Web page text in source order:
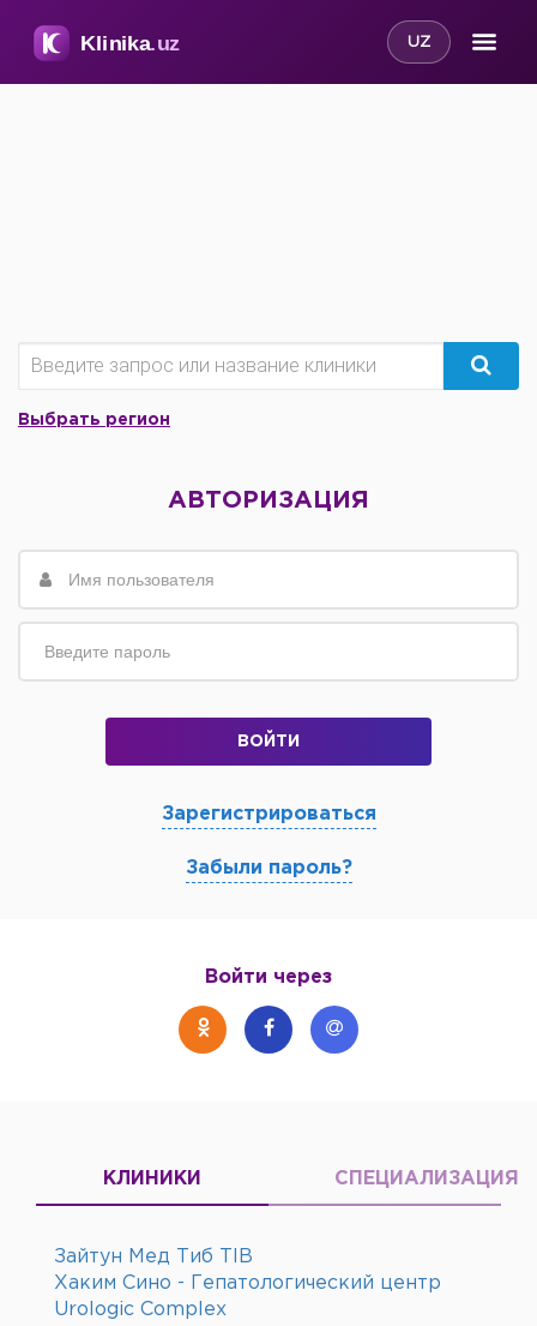
UZ
Выбрать регион
АВТОРИЗАЦИЯ
ВОЙТИ
Зарегистрироваться
Забыли пароль?
Войти через
КЛИНИКИ СПЕЦИАЛИЗАЦИЯ
Зайтун Мед Тиб TIB
Хаким Сино - Гепатологический центр
Urologic Complex